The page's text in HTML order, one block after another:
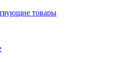
товары